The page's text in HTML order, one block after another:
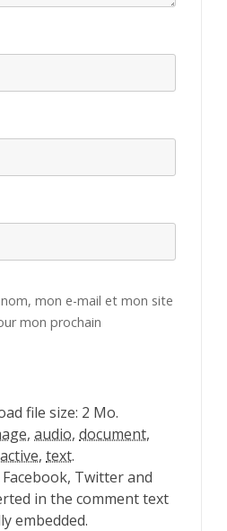
mon e-mail et mon site
mon prochain
file size: 2 Mo.
, audio, document,
, text.
Twitter and
in the comment text
embedded.